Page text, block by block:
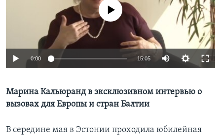
Learning English
СОЦИАЛЬНЫЕ СЕТИ
Языки
No media source currently available
0:00 15:05
Марина Кальюранд в эксклюзивном интервью о
вызовах для Европы и стран Балтии
В середине мая в Эстонии проходила юбилейная